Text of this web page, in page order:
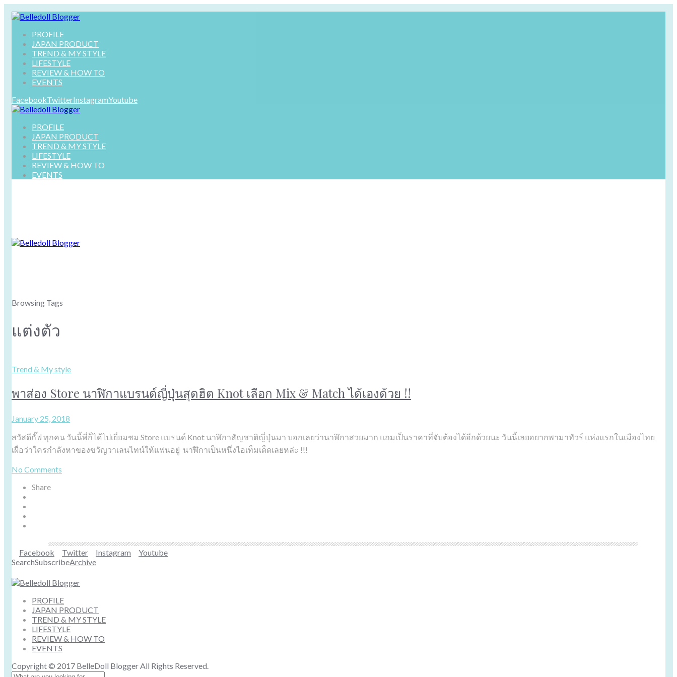
PROFILE
JAPAN PRODUCT
TREND & MY STYLE
LIFESTYLE
REVIEW & HOW TO
EVENTS
FacebookTwitterInstagramYoutube
PROFILE
JAPAN PRODUCT
TREND & MY STYLE
LIFESTYLE
REVIEW & HOW TO
EVENTS
Browsing Tags
แต่งตัว
Trend & My style
พาส่อง Store นาฬิกาแบรนด์ญี่ปุ่นสุดฮิต Knot เลือก Mix & Match ได้เองด้วย !!
January 25, 2018
สวัสดีกั๊ฟ ทุกคน วันนี้พี่ก็ได้ไปเยี่ยมชม Store แบรนด์ Knot นาฬิกาสัญชาติญี่ปุ่นมา บอกเลยว่านาฬิกาสวยมาก แถมเป็นราคาที่จับต้องได้อีกด้วยนะ วันนี้เลยอยากพามาทัวร์ แห่งแรกในเมืองไทย
เผื่อว่าใครกำลังหาของขวัญวาเลนไทน์ให้แฟนอยู่ นาฬิกาเป็นหนึ่งไอเท็มเด็ดเลยหล่ะ !!!
No Comments
Share
Facebook Twitter Instagram
Youtube
SearchSubscribeArchive
PROFILE
JAPAN PRODUCT
TREND & MY STYLE
LIFESTYLE
REVIEW & HOW TO
EVENTS
Copyright © 2017 BelleDoll Blogger All Rights Reserved.